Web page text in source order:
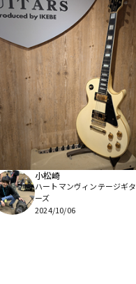
小松崎
ハートマンヴィンテージギタ
ーズ
2024/10/06